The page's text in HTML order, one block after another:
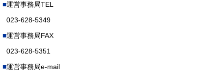
運営事務局TEL
023-628-5349
運営事務局FAX
023-628-5351
運営事務局e-mail